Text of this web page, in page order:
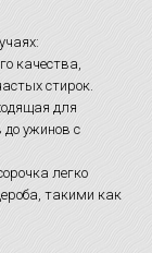
качества,
стирок.
для
до ужинов с
легко
такими как